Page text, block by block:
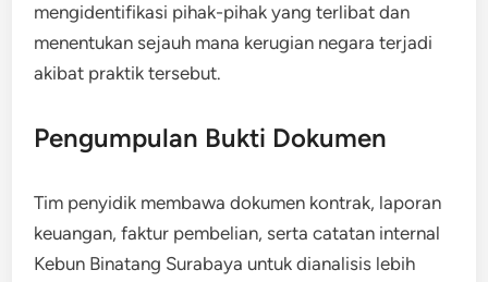
mengidentifikasi pihak-pihak yang terlibat dan
menentukan sejauh mana kerugian negara terjadi
akibat praktik tersebut.
Pengumpulan Bukti Dokumen
Tim penyidik membawa dokumen kontrak, laporan
keuangan, faktur pembelian, serta catatan internal
Kebun Binatang Surabaya untuk dianalisis lebih